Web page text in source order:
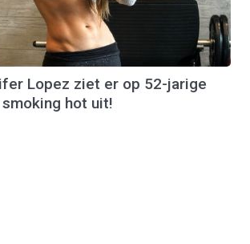
Lopez ziet er op 52-jarige
hot uit!